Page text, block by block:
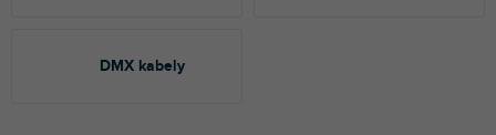
DMX kabely